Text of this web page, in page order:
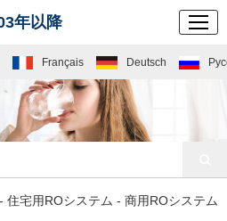
年以降
Français Deutsch
品
- 住宅用ROシステム - 商用ROシステム